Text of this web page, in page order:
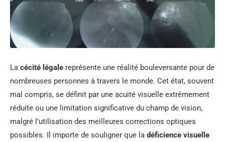
La cécité légale représente une réalité bouleversante pour de
nombreuses personnes à travers le monde. Cet état, souvent
mal compris, se définit par une acuité visuelle extrêmement
réduite ou une limitation significative du champ de vision,
malgré l’utilisation des meilleures corrections optiques
possibles. Il importe de souligner que la déficience visuelle